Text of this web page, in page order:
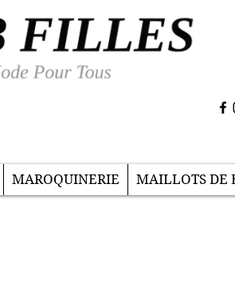
MAROQUINERIE MAILLOTS DE